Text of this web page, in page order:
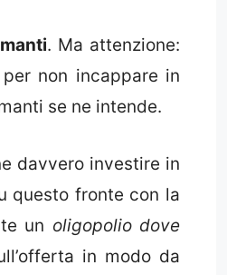
. Ma attenzione:
non incappare in
se ne intende.
davvero investire in
questo fronte con la
un oligopolio dove
in modo da